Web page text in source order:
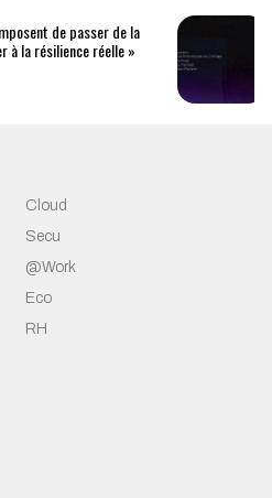
de passer de la
à la résilience réelle »
Cloud
Secu
@Work
Eco
RH